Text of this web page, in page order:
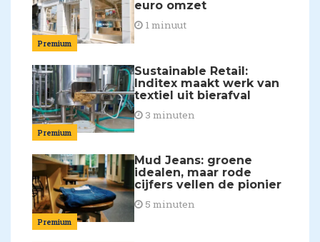
Premium
euro omzet
1 minuut
Premium
Sustainable Retail:
Inditex maakt werk van
textiel uit bierafval
3 minuten
Premium
Mud Jeans: groene
idealen, maar rode
cijfers vellen de pionier
5 minuten